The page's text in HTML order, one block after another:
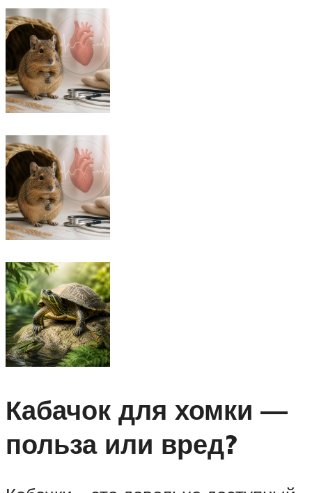
Кабачок для хомки —
польза или вред?